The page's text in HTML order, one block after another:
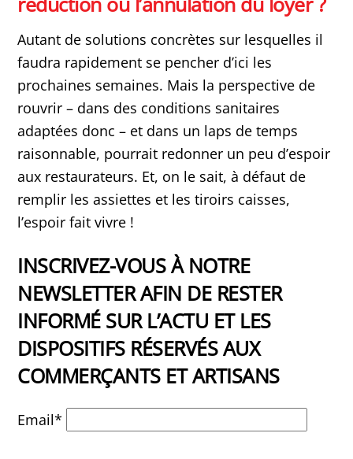
Autant de solutions concrètes sur lesquelles il
faudra rapidement se pencher d’ici les
prochaines semaines. Mais la perspective de
rouvrir – dans des conditions sanitaires
adaptées donc – et dans un laps de temps
raisonnable, pourrait redonner un peu d’espoir
aux restaurateurs. Et, on le sait, à défaut de
remplir les assiettes et les tiroirs caisses,
l’espoir fait vivre !
INSCRIVEZ-VOUS À NOTRE
NEWSLETTER AFIN DE RESTER
INFORMÉ SUR L’ACTU ET LES
DISPOSITIFS RÉSERVÉS AUX
COMMERÇANTS ET ARTISANS
Email*